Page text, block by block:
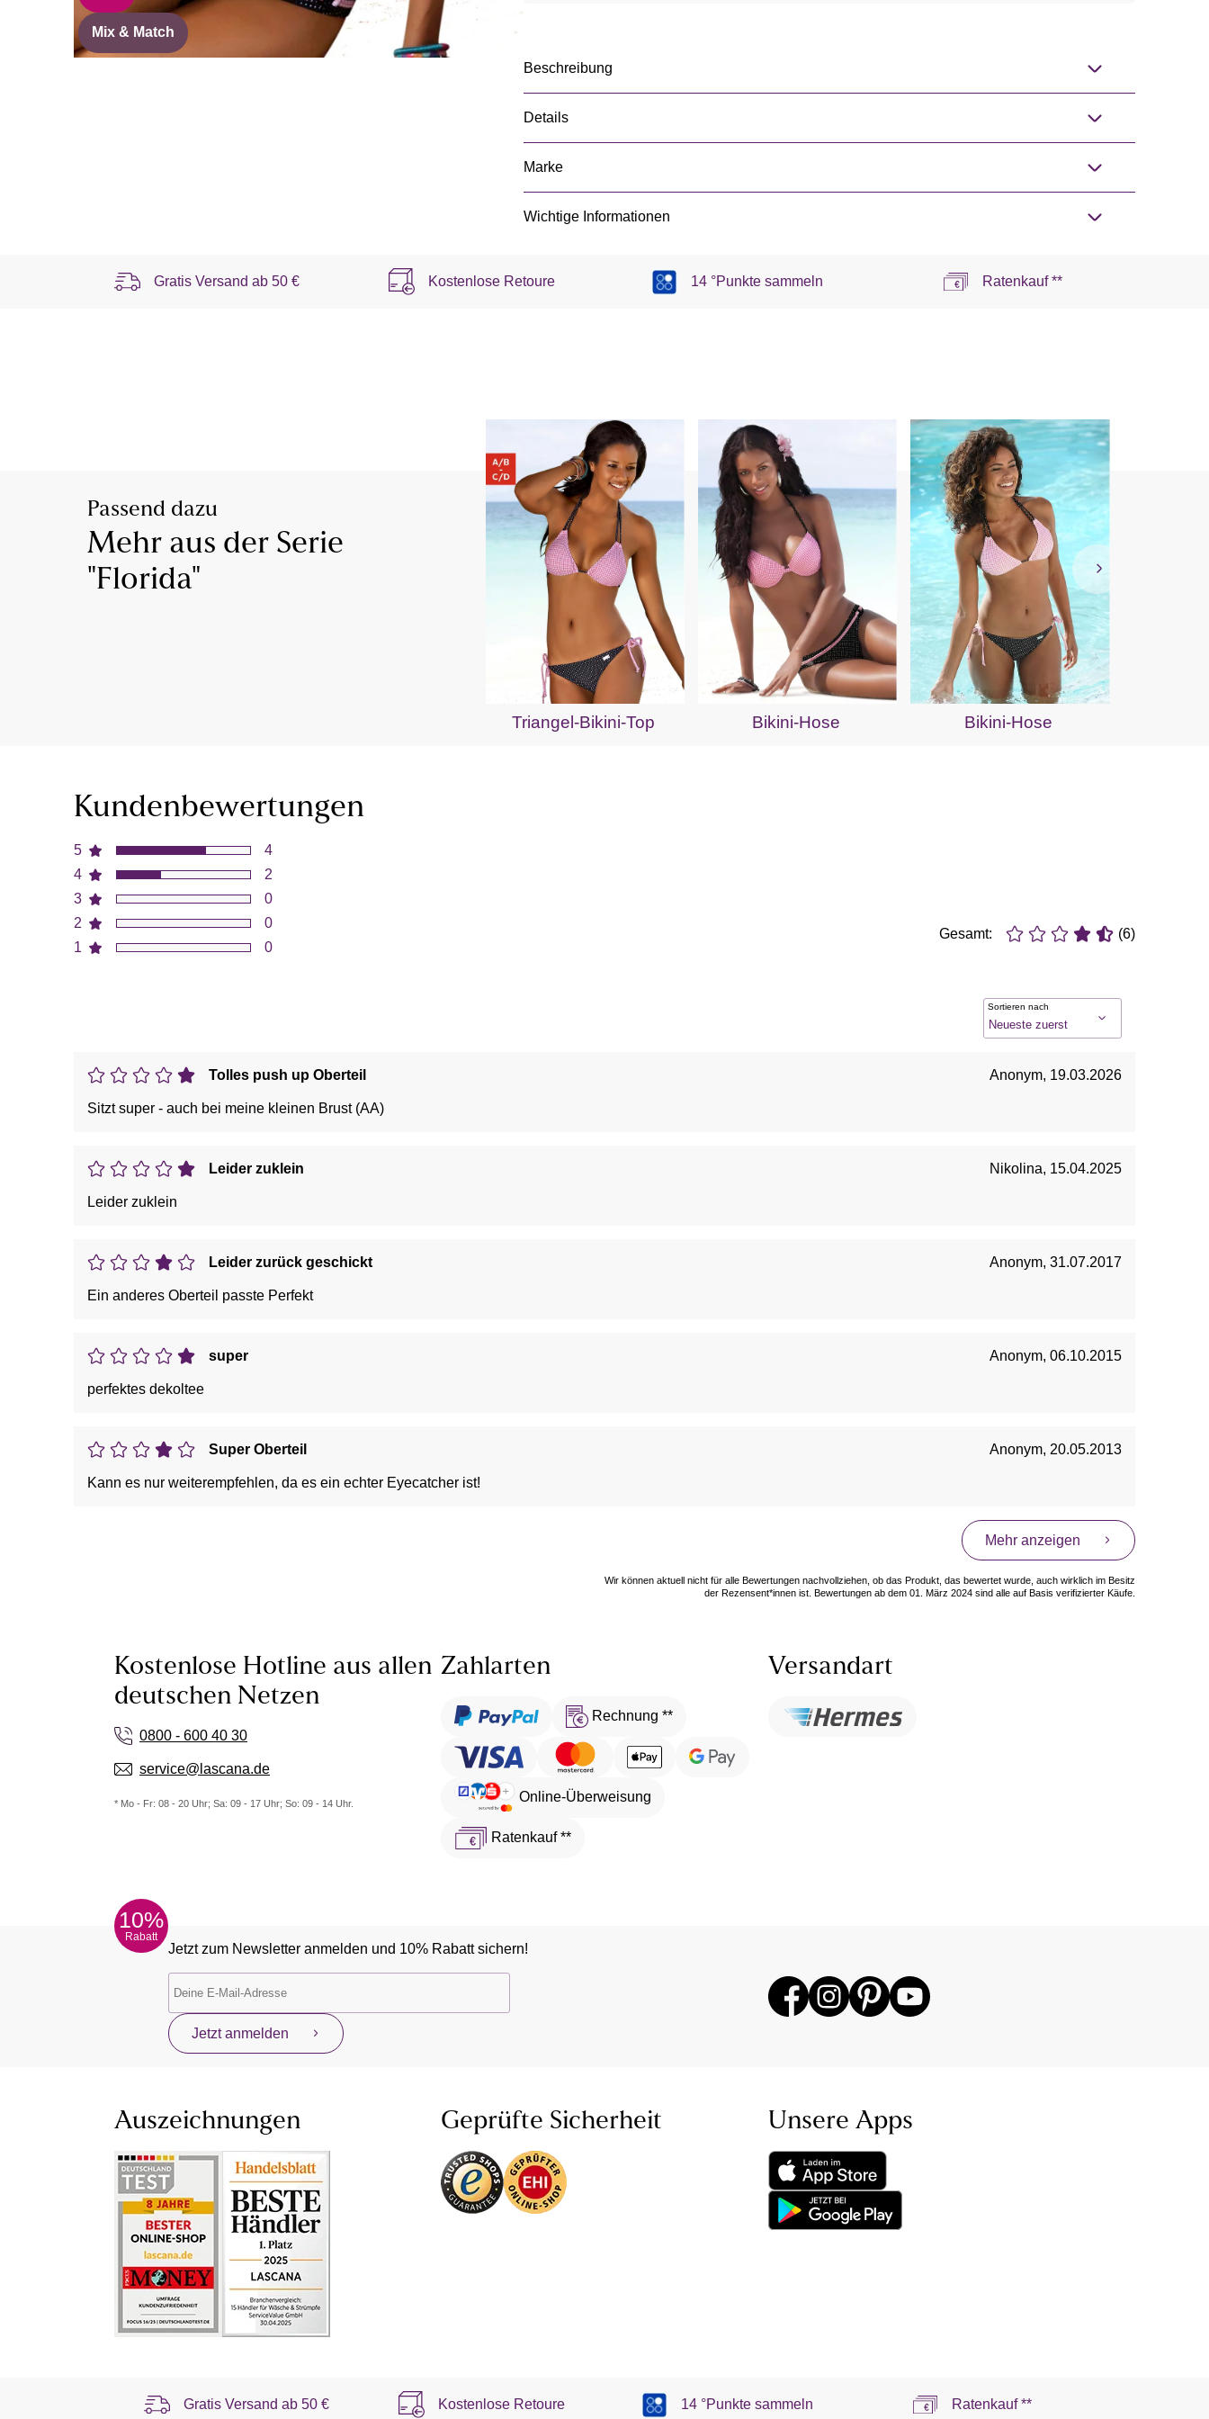
Mix & Match
Beschreibung
Details
Marke
Wichtige Informationen
Gratis Versand ab 50 € Kostenlose Retoure 14 °Punkte sammeln Ratenkauf **
Passend dazu
Mehr aus der Serie
"Florida"
Triangel-Bikini-Top Bikini-Hose Bikini-Hose
Kundenbewertungen
5
4
3
2
1
4
2
0
0
0
Gesamt: (6)
Sortieren nach
Tolles push up Oberteil Anonym, 19.03.2026
Sitzt super - auch bei meine kleinen Brust (AA)
Leider zuklein Nikolina, 15.04.2025
Leider zuklein
Leider zurück geschickt Anonym, 31.07.2017
Ein anderes Oberteil passte Perfekt
super Anonym, 06.10.2015
perfektes dekoltee
Super Oberteil Anonym, 20.05.2013
Kann es nur weiterempfehlen, da es ein echter Eyecatcher ist!
Mehr anzeigen
Wir können aktuell nicht für alle Bewertungen nachvollziehen, ob das Produkt, das bewertet wurde, auch wirklich im Besitz
der Rezensent*innen ist. Bewertungen ab dem 01. März 2024 sind alle auf Basis verifizierter Käufe.
Kostenlose Hotline aus allen
deutschen Netzen
0800 - 600 40 30
service@lascana.de
* Mo - Fr: 08 - 20 Uhr; Sa: 09 - 17 Uhr; So: 09 - 14 Uhr.
Zahlarten
Rechnung **
Online-Überweisung
Ratenkauf **
Versandart
10%
Rabatt
Jetzt zum Newsletter anmelden und 10% Rabatt sichern!
Jetzt anmelden
Auszeichnungen Geprüfte Sicherheit Unsere Apps
Gratis Versand ab50 € Kostenlose Retoure 14 °Punkte sammeln Ratenkauf **